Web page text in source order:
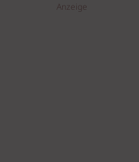
Anzeige